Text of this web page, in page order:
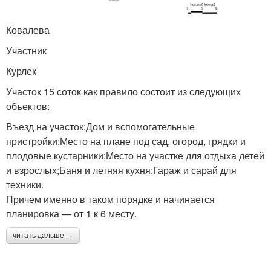
Ковалева
Участник
Курлек
Участок 15 соток как правило состоит из следующих
объектов:
Въезд на участок;Дом и вспомогательные
пристройки;Место на плане под сад, огород, грядки и
плодовые кустарники;Место на участке для отдыха детей
и взрослых;Баня и летняя кухня;Гараж и сарай для
техники.
Причем именно в таком порядке и начинается
планировка — от 1 к 6 месту.
читать дальше →